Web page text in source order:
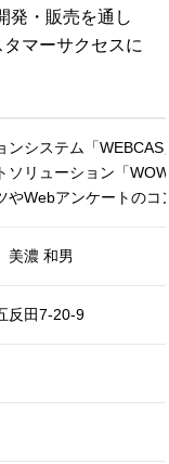
発・販売を通し
マーサクセスに
ンシステム「
ソリューション「
やWebアンケートのコ
濃 和男
反田7-20-9